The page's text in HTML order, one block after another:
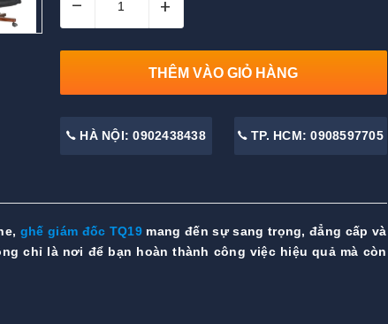
– +
THÊM VÀO GIỎ HÀNG
HÀ NỘI: 0902438438 TP. HCM: 0908597705
ghế giám đốc TQ19mang đến sự sang trọng, đẳng cấp và
chỉ là nơi để bạn hoàn thành công việc hiệu quả mà còn